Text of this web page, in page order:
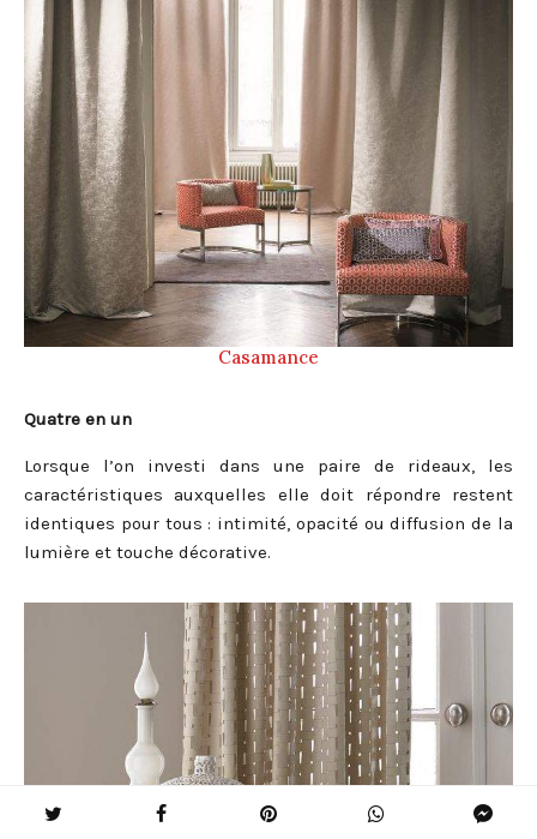
Casamance
Quatre en un
Lorsque l’on investi dans une paire de rideaux, les
caractéristiques auxquelles elle doit répondre restent
identiques pour tous : intimité, opacité ou diffusion de la
lumière et touche décorative.